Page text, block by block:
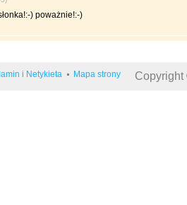
) poważnie!:-)
i Netykieta Mapa strony